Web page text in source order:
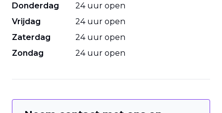
Donderdag
24 uur open
Vrijdag
24 uur open
Zaterdag
24 uur open
Zondag
24 uur open